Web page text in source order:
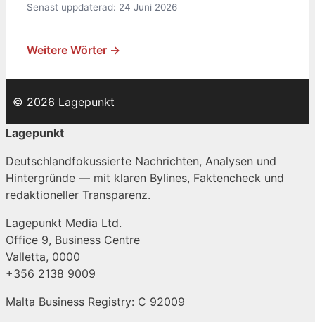
Senast uppdaterad: 24 Juni 2026
Weitere Wörter →
© 2026 Lagepunkt
Lagepunkt
Deutschlandfokussierte Nachrichten, Analysen und
Hintergründe — mit klaren Bylines, Faktencheck und
redaktioneller Transparenz.
Lagepunkt Media Ltd.
Office 9, Business Centre
Valletta, 0000
+356 2138 9009
Malta Business Registry: C 92009